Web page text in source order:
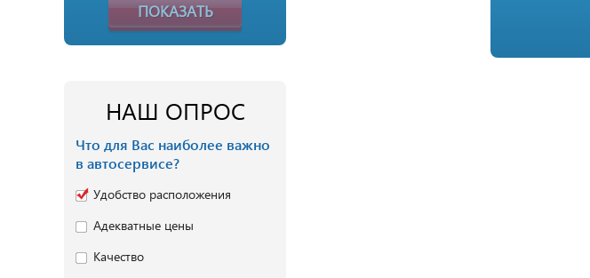
ПОКАЗАТЬ
НАШ ОПРОС
Что для Вас наиболее важно
в автосервисе?
Удобство расположения
Адекватные цены
Качество